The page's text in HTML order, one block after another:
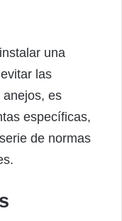
una
las
anejos, es
específicas,
de normas